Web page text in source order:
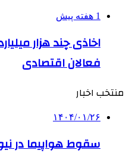
1 هفته پیش
اخاذی چند هزار
فعالان اقتصادی
منتخب اخبار
۱۴۰۴/۰۱/۲۶
سقوط هواپیما در